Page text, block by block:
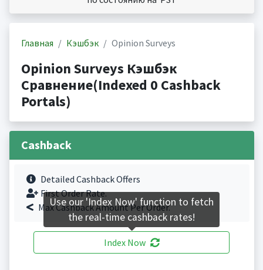
Главная Кэшбэк Opinion Surveys
Opinion Surveys Кэшбэк
Сравнение(Indexed 0 Cashback
Portals)
Cashback
Detailed Cashback Offers
First Order Rate.
Max Cashback Amount Per Order.
Index Now
Use our 'Index Now' function to fetch
the real-time cashback rates!